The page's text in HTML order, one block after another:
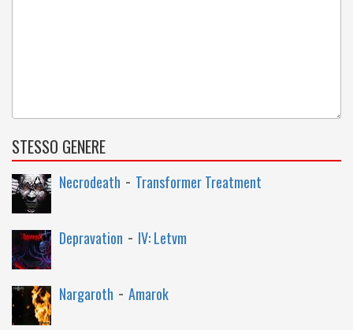
STESSO GENERE
Necrodeath - Transformer Treatment
Depravation - IV: Letvm
Nargaroth - Amarok